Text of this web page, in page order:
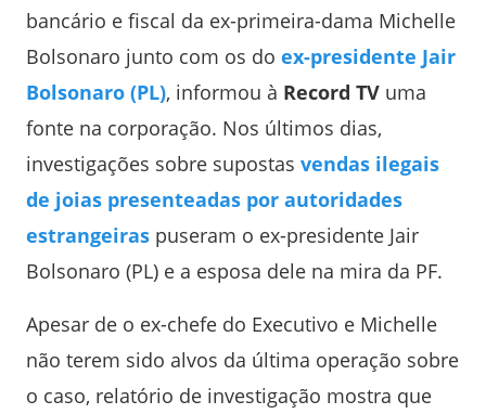
bancário e fiscal da ex-primeira-dama Michelle
Bolsonaro junto com os do ex-presidente Jair
Bolsonaro (PL), informou à Record TV uma
fonte na corporação. Nos últimos dias,
investigações sobre supostas vendas ilegais
de joias presenteadas por autoridades
estrangeiras puseram o ex-presidente Jair
Bolsonaro (PL) e a esposa dele na mira da PF.
Apesar de o ex-chefe do Executivo e Michelle
não terem sido alvos da última operação sobre
o caso, relatório de investigação mostra que